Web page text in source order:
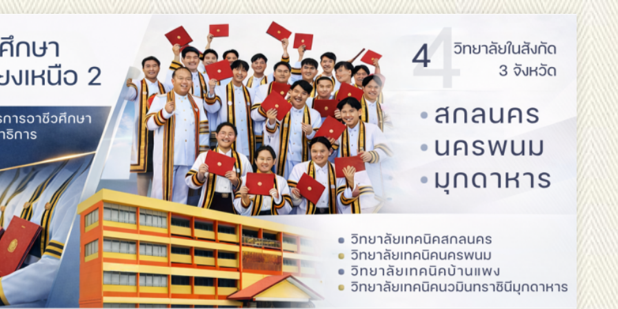
สถาบันการอาชีวศึกษาภาคตะวันออกเฉียงเหนือ 2 ขอแสดงความยินดี
สถาบันการอาชีวศึกษาภาคตะวันออกเฉียงเหนือ 2 ขอแสดงความยินดี
สถาบันการอาชีวศึกษาภาคตะวันออกเฉียงเหนือ 2 ประกาศสรรหากรรมการสภาสถาบันผู้ทรงคุณวุฒิ